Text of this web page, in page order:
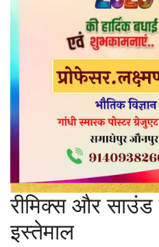
रीमिक्स और
इस्तेमाल